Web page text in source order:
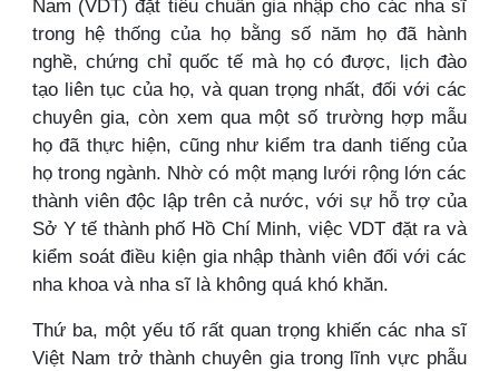
Nam (VDT) đặt tiêu chuẩn gia nhập cho các nha sĩ
trong hệ thống của họ bằng số năm họ đã hành
nghề, chứng chỉ quốc tế mà họ có được, lịch đào
tạo liên tục của họ, và quan trọng nhất, đối với các
chuyên gia, còn xem qua một số trường hợp mẫu
họ đã thực hiện, cũng như kiểm tra danh tiếng của
họ trong ngành. Nhờ có một mạng lưới rộng lớn các
thành viên độc lập trên cả nước, với sự hỗ trợ của
Sở Y tế thành phố Hồ Chí Minh, việc VDT đặt ra và
kiểm soát điều kiện gia nhập thành viên đối với các
nha khoa và nha sĩ là không quá khó khăn.
Thứ ba, một yếu tố rất quan trọng khiến các nha sĩ
Việt Nam trở thành chuyên gia trong lĩnh vực phẫu